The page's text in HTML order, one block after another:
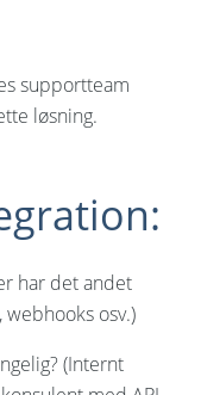
supportteam
løsning.
har det andet
webhooks osv.)
(Internt